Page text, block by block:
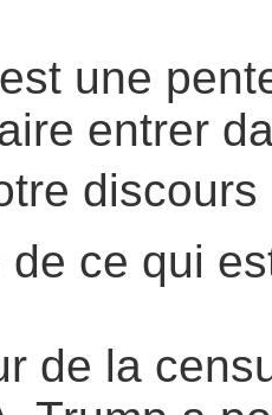
une
entrer
de ce qui
de la